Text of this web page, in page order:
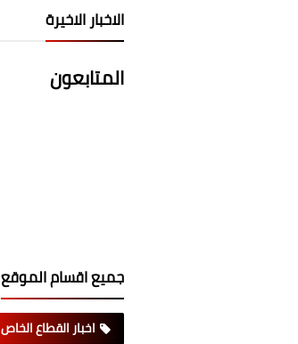
الاخبار الاخيرة
المتابعون
جميع اقسام الموقع
اخبار القطاع الخاص